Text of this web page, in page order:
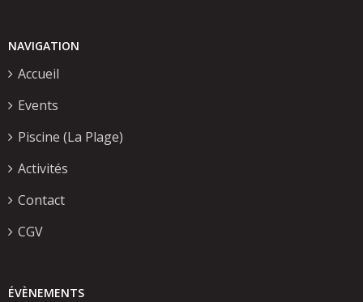
NAVIGATION
Accueil
Events
Piscine (La Plage)
Activités
Contact
CGV
ÉVÈNEMENTS